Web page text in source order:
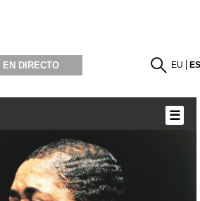
EN DIRECTO EU
☰